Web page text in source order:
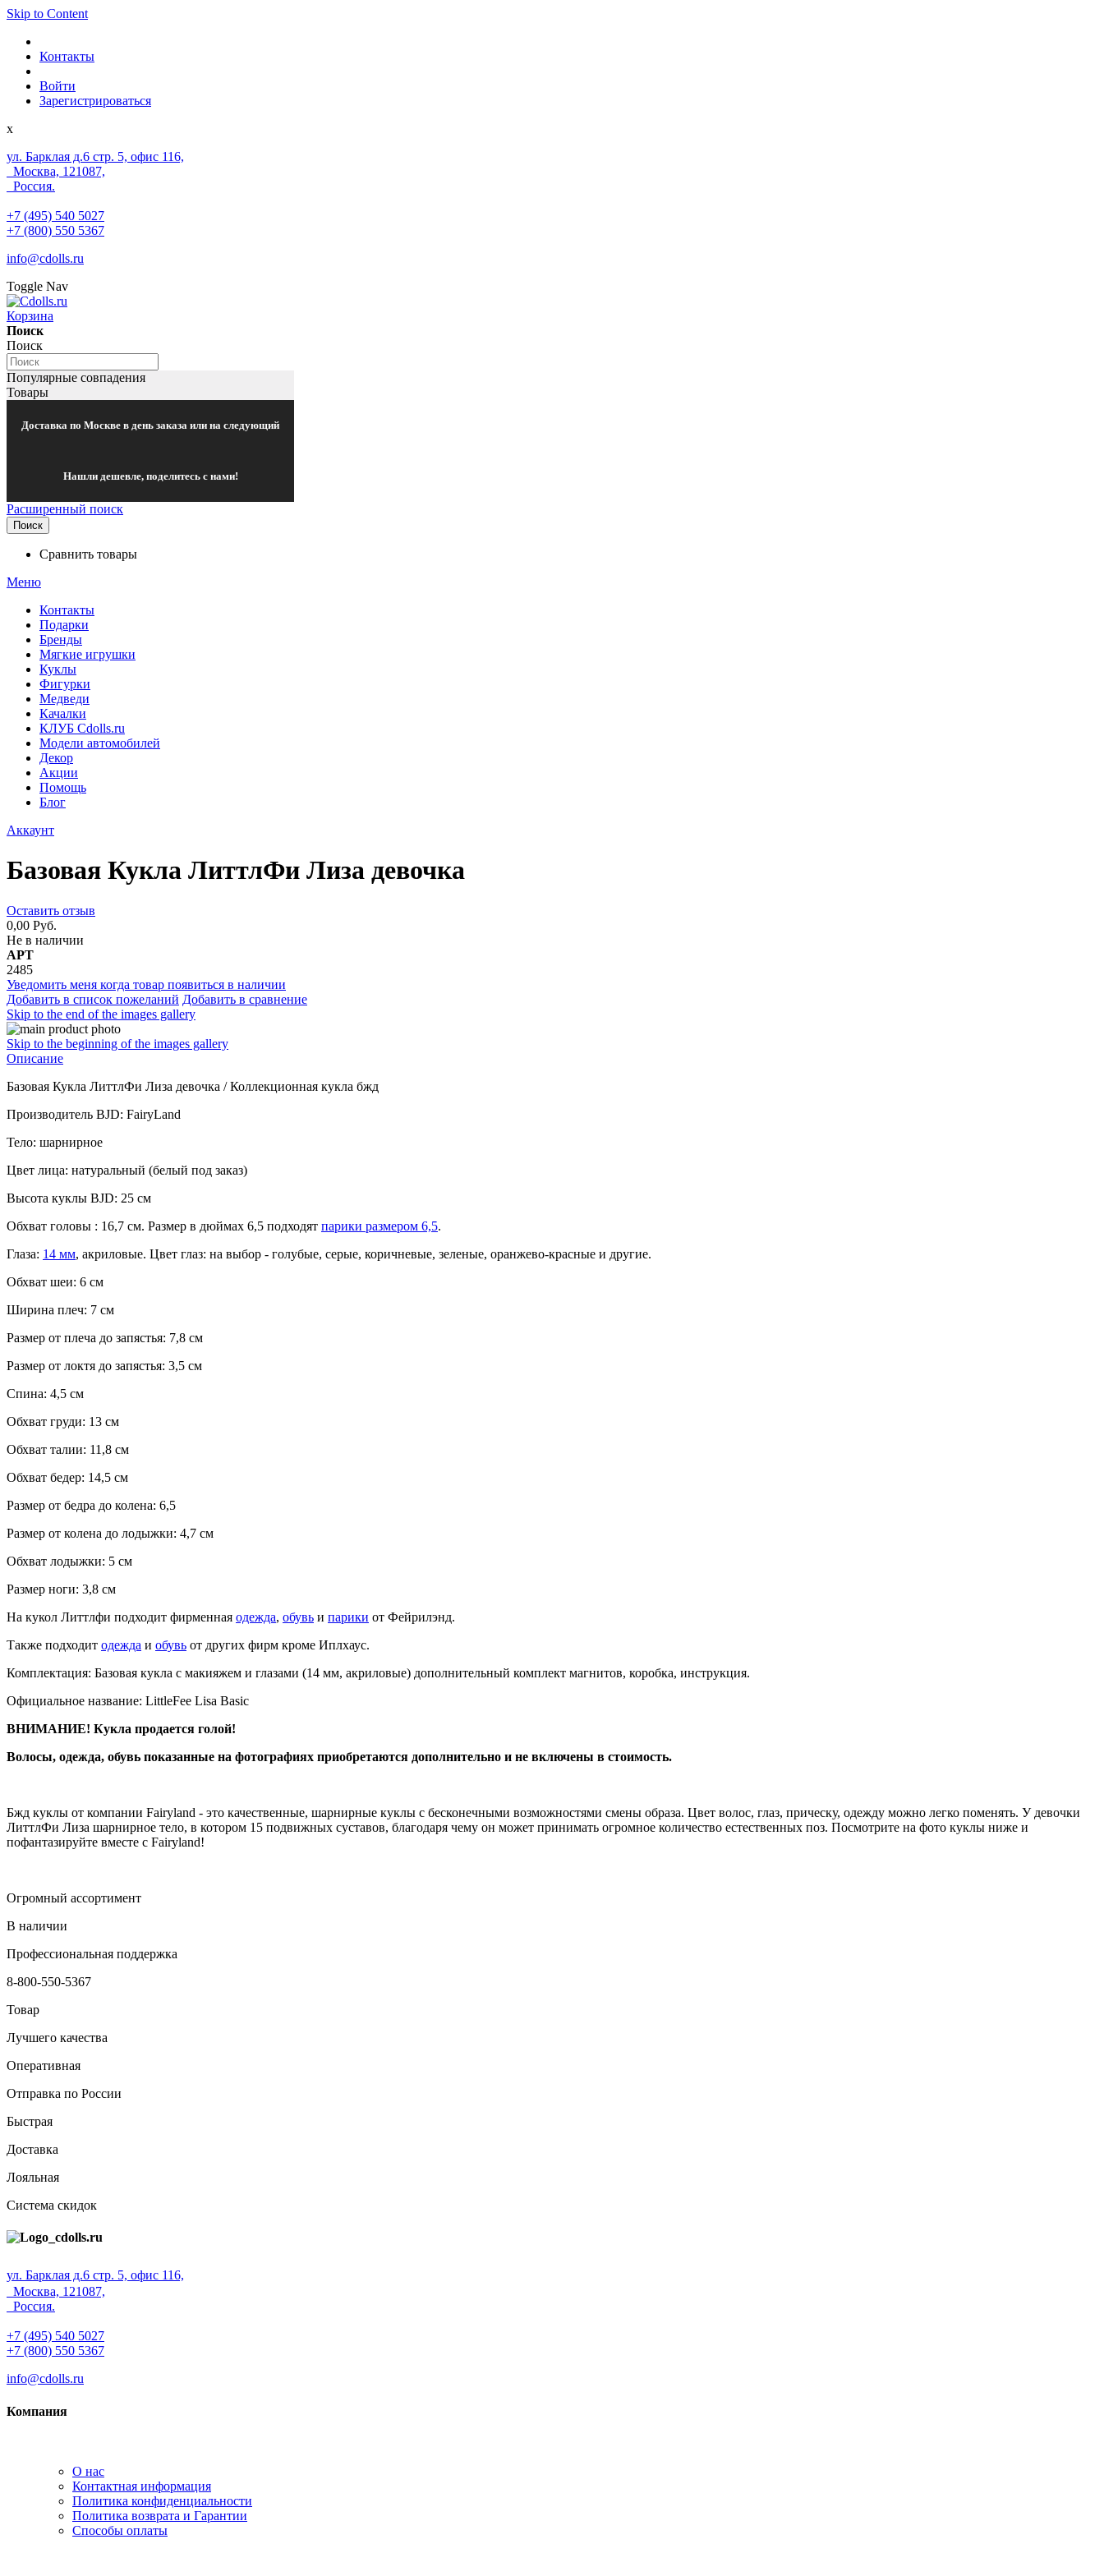
Skip to Content
Контакты
Войти
Зарегистрироваться
x
ул. Барклая д.6 стр. 5, офис 116,
Москва, 121087,
Россия.
+7 (495) 540 5027
+7 (800) 550 5367
info@cdolls.ru
Toggle Nav
Корзина
Поиск
Поиск
Популярные совпадения
Товары
Доставка по Москве в день заказа или на следующий
Нашли дешевле, поделитесь с нами!
Расширенный поиск
Поиск
Сравнить товары
Меню
Контакты
Подарки
Бренды
Мягкие игрушки
Куклы
Фигурки
Медведи
Качалки
КЛУБ Cdolls.ru
Модели автомобилей
Декор
Акции
Помощь
Блог
Аккаунт
Базовая Кукла ЛиттлФи Лиза девочка
Оставить отзыв
0,00 Руб.
Не в наличии
АРТ
2485
Уведомить меня когда товар появиться в наличии
Добавить в список пожеланий Добавить в сравнение
Skip to the end of the images gallery
Skip to the beginning of the images gallery
Описание
Базовая Кукла ЛиттлФи Лиза девочка / Коллекционная кукла бжд
Производитель BJD: FairyLand
Тело: шарнирное
Цвет лица: натуральный (белый под заказ)
Высота куклы BJD: 25 см
Обхват головы : 16,7 см. Размер в дюймах 6,5 подходят парики размером 6,5.
Глаза: 14 мм, акриловые. Цвет глаз: на выбор - голубые, серые, коричневые, зеленые, оранжево-красные и другие.
Обхват шеи: 6 см
Ширина плеч: 7 см
Размер от плеча до запястья: 7,8 см
Размер от локтя до запястья: 3,5 см
Спина: 4,5 см
Обхват груди: 13 см
Обхват талии: 11,8 см
Обхват бедер: 14,5 см
Размер от бедра до колена: 6,5
Размер от колена до лодыжки: 4,7 см
Обхват лодыжки: 5 см
Размер ноги: 3,8 см
На кукол Литтлфи подходит фирменная одежда, обувь и парики от Фейрилэнд.
Также подходит одежда и обувь от других фирм кроме Иплхаус.
Комплектация: Базовая кукла с макияжем и глазами (14 мм, акриловые) дополнительный комплект магнитов, коробка, инструкция.
Официальное название: LittleFee Lisa Basic
ВНИМАНИЕ! Кукла продается голой!
Волосы, одежда, обувь показанные на фотографиях приобретаются дополнительно и не включены в стоимость.
Бжд куклы от компании Fairyland - это качественные, шарнирные куклы с бесконечными возможностями смены образа. Цвет волос, глаз, прическу, одежду можно легко поменять. У девочки
ЛиттлФи Лиза шарнирное тело, в котором 15 подвижных суставов, благодаря чему он может принимать огромное количество естественных поз. Посмотрите на фото куклы ниже и
пофантазируйте вместе с Fairyland!
Огромный ассортимент
В наличии
Профессиональная поддержка
8-800-550-5367
Товар
Лучшего качества
Оперативная
Отправка по России
Быстрая
Доставка
Лояльная
Система скидок
ул. Барклая д.6 стр. 5, офис 116,
Москва, 121087,
Россия.
+7 (495) 540 5027
+7 (800) 550 5367
info@cdolls.ru
Компания
О нас
Контактная информация
Политика конфиденциальности
Политика возврата и Гарантии
Способы оплаты